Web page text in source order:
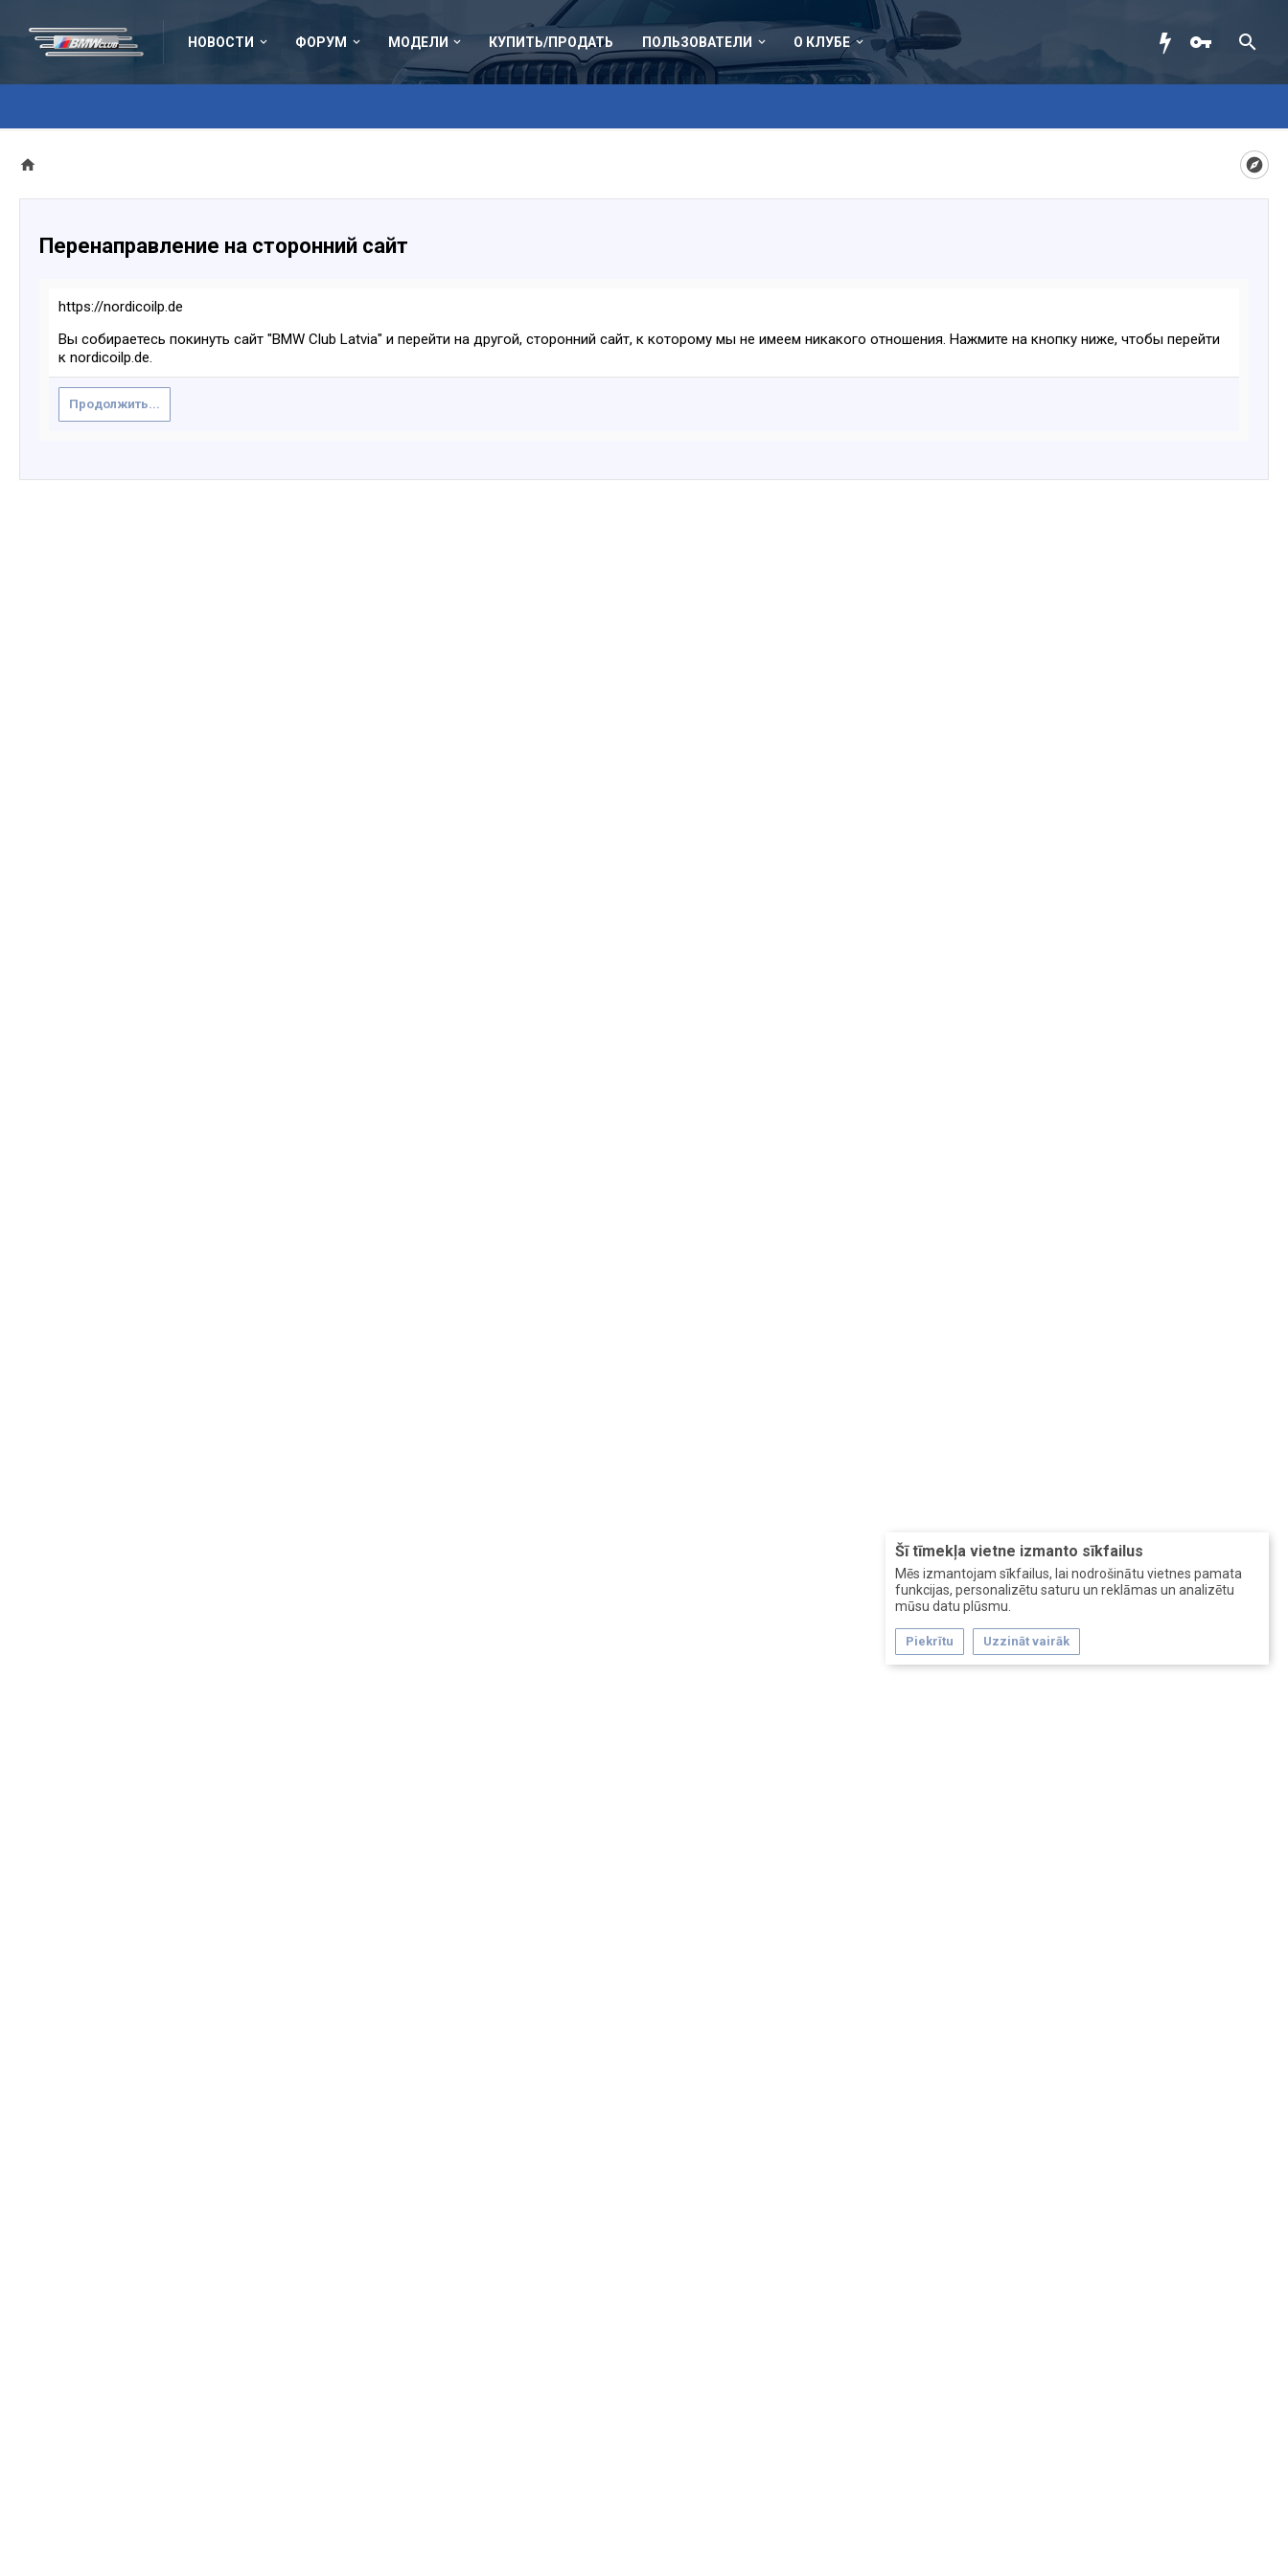
НОВОСТИ ФОРУМ МОДЕЛИ КУПИТЬ/ПРОДАТЬ ПОЛЬЗОВАТЕЛИ О КЛУБЕ
Šī tīmekļa vietne izmanto sīkfailus
Mēs izmantojam sīkfailus, lai nodrošinātu vietnes pamata
funkcijas, personalizētu saturu un reklāmas un analizētu
mūsu datu plūsmu.
Piekrītu Uzzināt vairāk
Перенаправление на сторонний сайт
https://nordicoilp.de
Вы собираетесь покинуть сайт "BMW Club Latvia" и перейти на другой, сторонний сайт, к которому мы не имеем никакого отношения. Нажмите на кнопку ниже, чтобы перейти
к nordicoilp.de.
Продолжить...